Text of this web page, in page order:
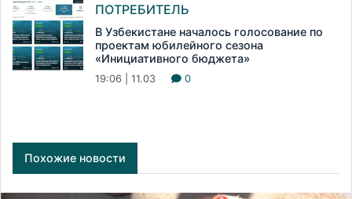
ПОТРЕБИТЕЛЬ
В Узбекистане началось голосование по
проектам юбилейного сезона
«Инициативного бюджета»
19:06 | 11.03 0
Похожие новости